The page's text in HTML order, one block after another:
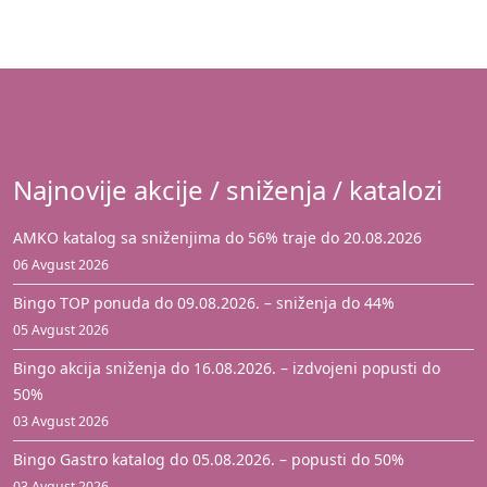
Najnovije akcije / sniženja / katalozi
AMKO katalog sa sniženjima do 56% traje do 20.08.2026
06 Avgust 2026
Bingo TOP ponuda do 09.08.2026. – sniženja do 44%
05 Avgust 2026
Bingo akcija sniženja do 16.08.2026. – izdvojeni popusti do
50%
03 Avgust 2026
Bingo Gastro katalog do 05.08.2026. – popusti do 50%